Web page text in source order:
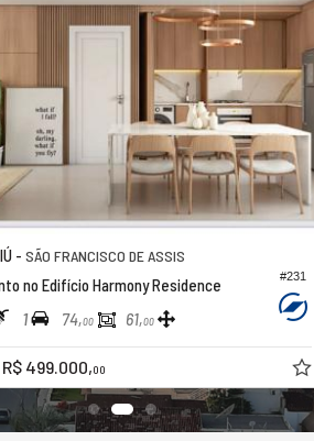
#231
-SÃO FRANCISCO DE ASSIS
no Edifício Harmony Residence
1 74,00 61,00
R$ 499.000,00